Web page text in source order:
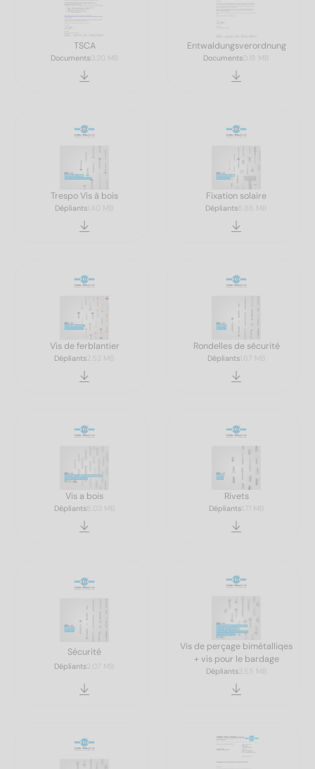
TSCA
Documents0.20 MB
Entwaldungsverordnung
Documents 0.18 MB
Trespo Vis à bois
Dépliants 1.40 MB
Fixation solaire
Dépliants 6.86 MB
Vis de ferblantier
Dépliants2.52 MB
Rondelles de sécurité
Dépliants1.67 MB
Vis a bois
Dépliants8.03 MB
Rivets
Dépliants1.71 MB
Sécurité
Dépliants 2.07 MB
Vis de perçage bimétalliqes
+ vis pour le bardage
Dépliants3.55 MB